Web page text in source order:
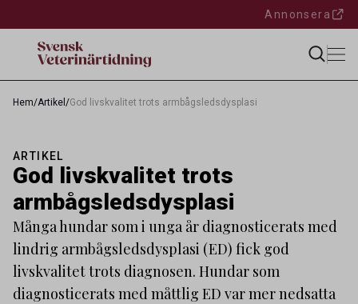
Annonsera
Hem/Artikel /God livskvalitet trots armbågsledsdysplasi
ARTIKEL
God livskvalitet trots
armbågsledsdysplasi
Många hundar som i unga år diagnosticerats med
lindrig armbågsledsdysplasi (ED) fick god
livskvalitet trots diagnosen. Hundar som
diagnosticerats med måttlig ED var mer nedsatta